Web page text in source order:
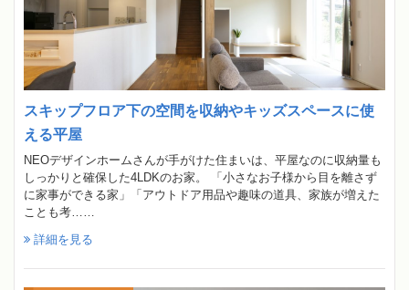
スキップフロア下の空間を収納やキッズスペースに使
える平屋
NEOデザインホームさんが手がけた住まいは、平屋なのに収納量も
しっかりと確保した4LDKのお家。 「小さなお子様から目を離さず
に家事ができる家」「アウトドア用品や趣味の道具、家族が増えた
ことも考……
詳細を見る